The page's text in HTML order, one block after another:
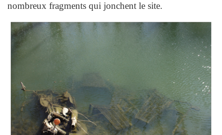
nombreux fragments qui jonchent le site.